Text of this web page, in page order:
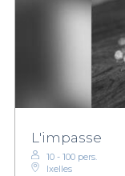
L'impasse
10 - 100 pers.
Ixelles